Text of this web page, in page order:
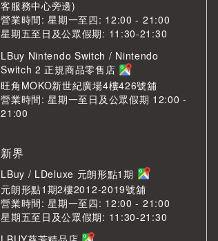
客服務中心旁邊)
營業時間: 星期一至四: 12:00 - 21:00
星期五至日及公眾假期: 11:30-21:30
LBuy Nintendo Switch / Nintendo
Switch 2 正規商品零售店
旺角MOKO新世紀廣場4樓426號舖
營業時間: 星期一至日及公眾假期 12:00 -
21:00
新界
LBuy / LDeluxe 元朗形點1期
元朗形點1期2樓2012-2019號舖
營業時間: 星期一至四: 12:00 - 21:00
星期五至日及公眾假期: 11:30-21:30